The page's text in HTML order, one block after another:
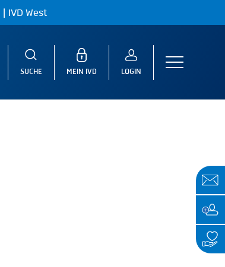
| IVD West
SUCHE MEIN IVD LOGIN
Menu